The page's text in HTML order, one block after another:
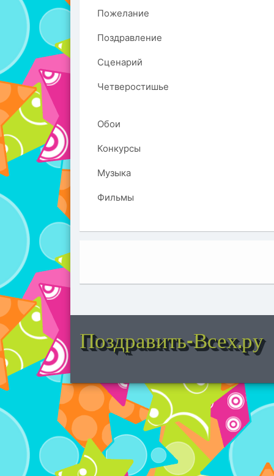
Пожелание
Поздравление
Сценарий
Четверостишье
Обои
Конкурсы
Музыка
Фильмы
Поздравить-Всех.ру